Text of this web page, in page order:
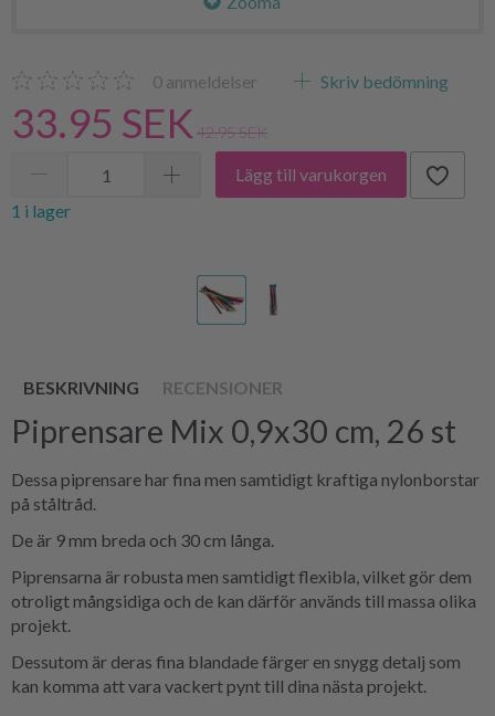
0 anmeldelser Skriv bedömning
33.95 SEK 42.95 SEK
Lägg till varukorgen
1 i lager
BESKRIVNING RECENSIONER
Piprensare Mix 0,9x30 cm, 26 st
Dessa piprensare har fina men samtidigt kraftiga nylonborstar
på ståltråd.
De är 9 mm breda och 30 cm långa.
Piprensarna är robusta men samtidigt flexibla, vilket gör dem
otroligt mångsidiga och de kan därför används till massa olika
projekt.
Dessutom är deras fina blandade färger en snygg detalj som
kan komma att vara vackert pynt till dina nästa projekt.